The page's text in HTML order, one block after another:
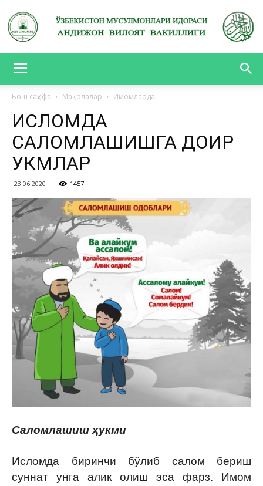
Бош саҳифа Мақолалар Имомлардан
ИСЛОМДА
САЛОМЛАШИШГА ДОИР
ҲУКМЛАР
23.06.2020 1457
Саломлашиш ҳукми
Исломда биринчи бўлиб салом бериш
суннат унга алик олиш эса фарз. Имом